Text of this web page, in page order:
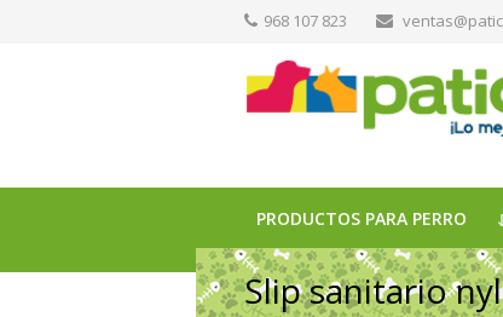
968 107 823
PRODUCTOS PARA PERRO
Slip sanitario